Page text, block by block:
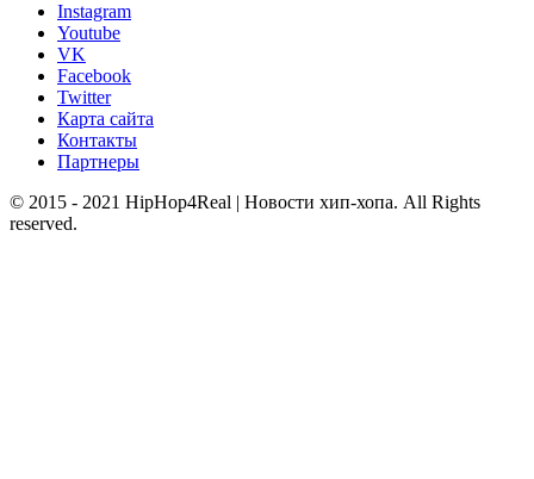
Instagram
Youtube
VK
Facebook
Twitter
Карта сайта
Контакты
Партнеры
© 2015 - 2021 HipHop4Real | Новости хип-хопа. All Rights
reserved.